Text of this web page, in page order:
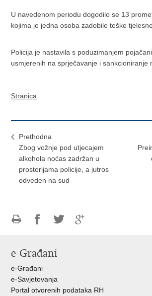
U navedenom periodu dogodilo se 13
kojima je jedna osoba zadobile teške
Policija je nastavila s poduzimanjem
usmjerenih na sprječavanje i sankcioniranje
Stranica
Prethodna
Zbog vožnje pod utjecajem
alkohola noćas zadržan u
prostorijama policije, a jutros
odveden na sud
FacebookuTwitteru
e-Građani
e-Građani
e-Savjetovanja
Portal otvorenih podataka RH